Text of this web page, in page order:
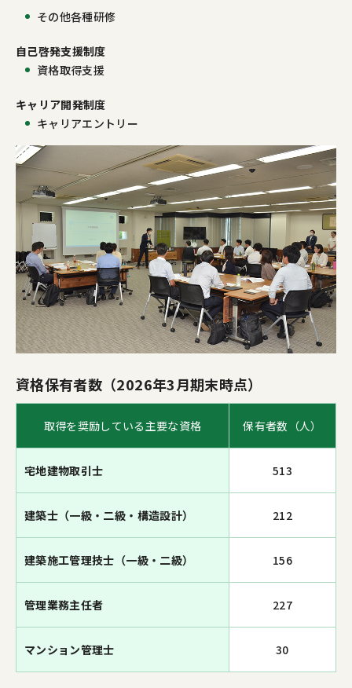
その他各種研修
自己啓発支援制度
資格取得支援
キャリア開発制度
キャリアエントリー
資格保有者数（2026年3月期末時点）
取得を奨励している主要な資格 保有者数（人）
宅地建物取引士 513
建築士（一級・二級・構造設計） 212
建築施工管理技士（一級・二級） 156
管理業務主任者 227
マンション管理士 30